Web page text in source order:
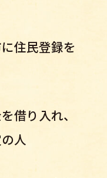
住民登録を
借り入れ、
人